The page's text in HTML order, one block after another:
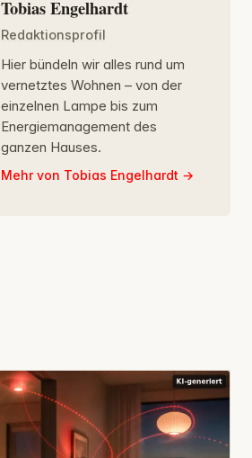
Tobias Engelhardt
Redaktionsprofil
Hier bündeln wir alles rund um
vernetztes Wohnen – von der
einzelnen Lampe bis zum
Energiemanagement des
ganzen Hauses.
Mehr von Tobias Engelhardt